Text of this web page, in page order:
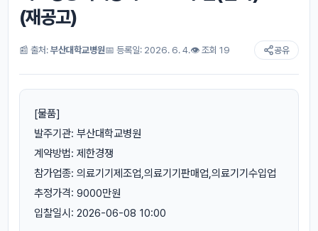
(재공고)
📰 출처: 부산대학교병원📅 등록일: 2026. 6. 4.👁 조회 19 공유
[물품]
발주기관: 부산대학교병원
계약방법: 제한경쟁
참가업종: 의료기기제조업,의료기기판매업,의료기기수입업
추정가격: 9000만원
입찰일시: 2026-06-08 10:00